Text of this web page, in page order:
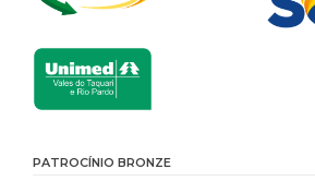
PATROCÍNIO BRONZE